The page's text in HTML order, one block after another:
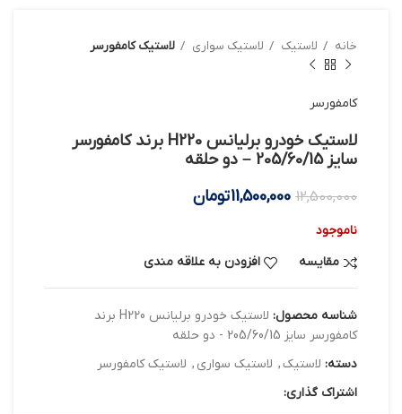
خانه لاستیک لاستیک سواری لاستیک کامفورسر
کامفورسر
لاستیک خودرو برلیانس H220 برند کامفورسر
سایز 205/60/15 – دو حلقه
12,500,000
11,500,000تومان
ناموجود
مقایسه
افزودن به علاقه مندی
شناسه محصول:
لاستیک خودرو برلیانس H220 برند
کامفورسر سایز 205/60/15 - دو حلقه
دسته: لاستیک, لاستیک سواری , لاستیک کامفورسر
اشتراک گذاری: